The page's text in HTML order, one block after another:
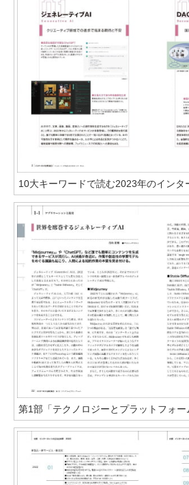
10大キーワードで読む2023年のインタ
第1部「テクノロジーとプラットフォー